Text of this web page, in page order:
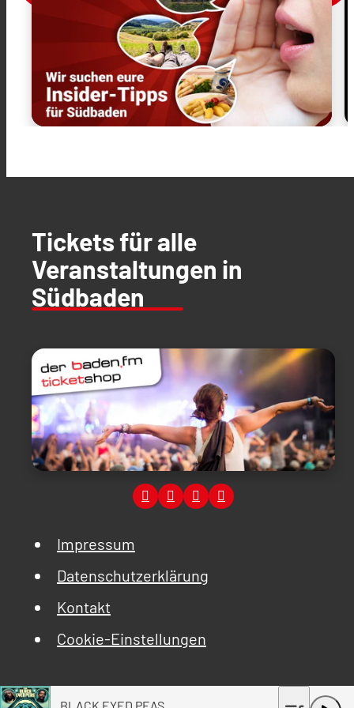
Tickets für alle
Veranstaltungen in
Südbaden
Impressum
Datenschutzerklärung
Kontakt
Cookie-Einstellungen
BLACK EYED PEAS